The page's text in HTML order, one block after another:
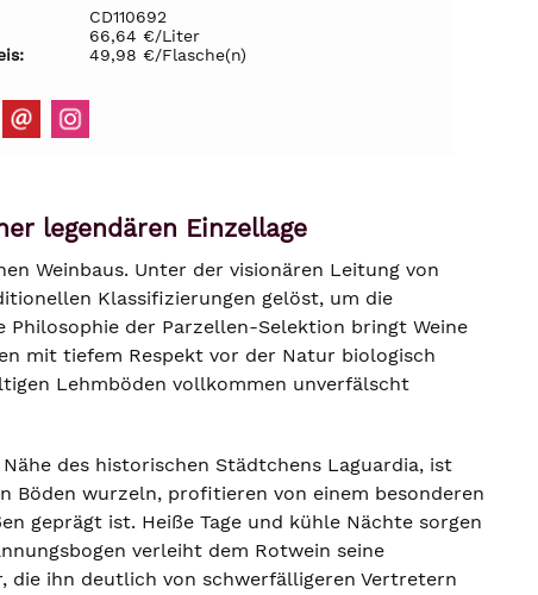
CD110692
66,64 €/Liter
49,98 €/Flasche(n)
legendären Einzellage
Weinbaus. Unter der visionären Leitung von
Klassifizierungen gelöst, um die
der Parzellen-Selektion bringt Weine
mit tiefem Respekt vor der Natur biologisch
Lehmböden vollkommen unverfälscht
des historischen Städtchens Laguardia, ist
Böden wurzeln, profitieren von einem besonderen
geprägt ist. Heiße Tage und kühle Nächte sorgen
verleiht dem Rotwein seine
die ihn deutlich von schwerfälligeren Vertretern